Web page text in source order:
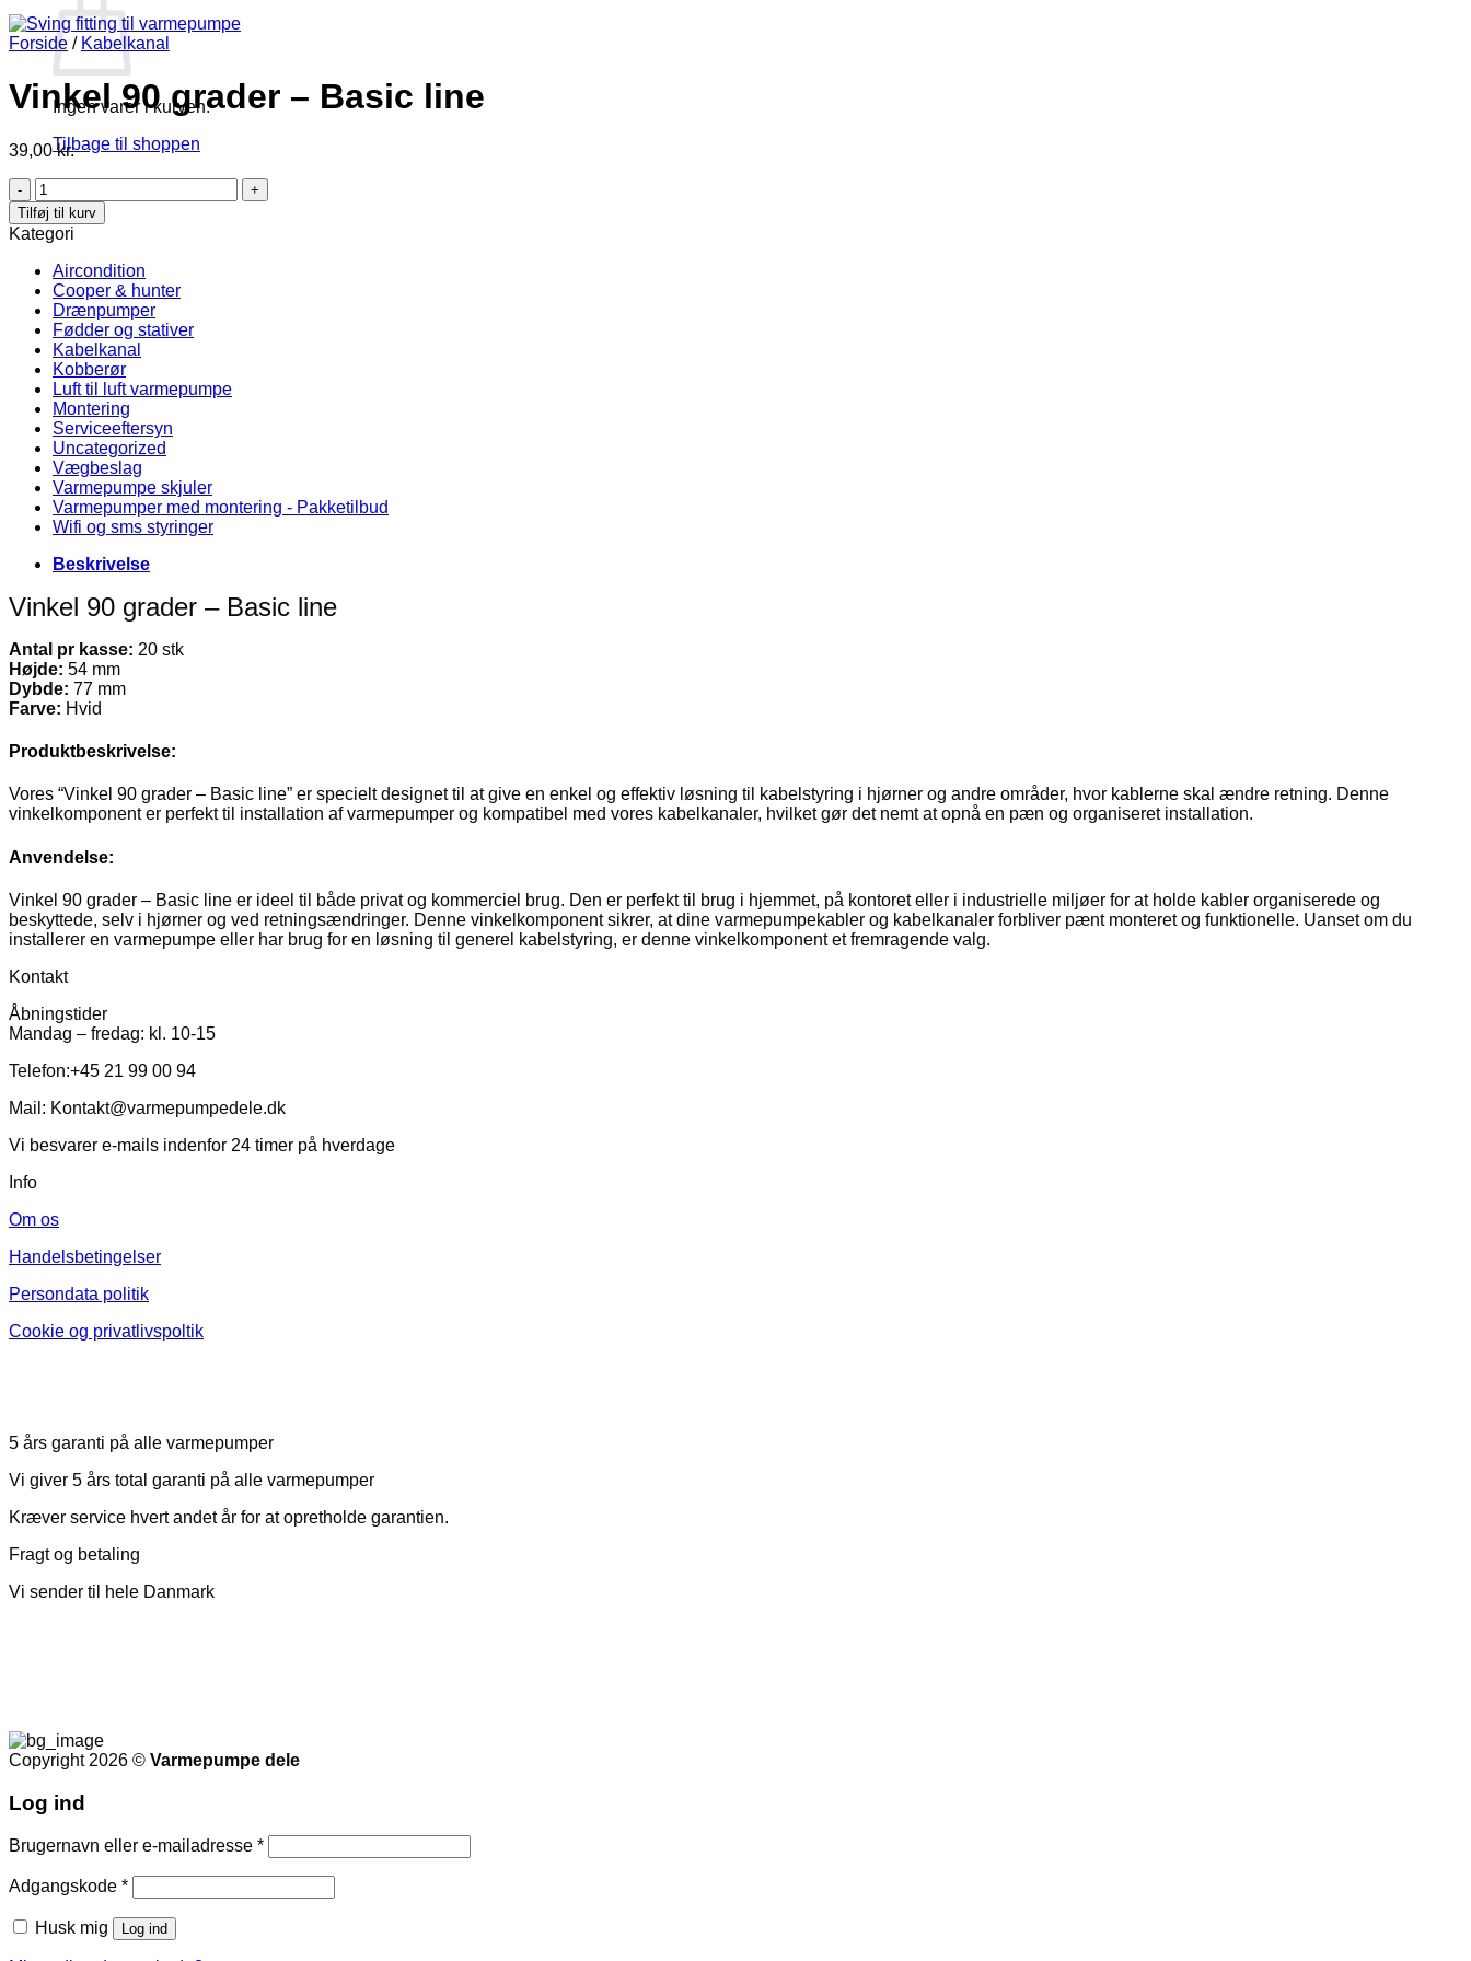
Ingen varer i kurven.
Tilbage til shoppen
Forside / Kabelkanal
Vinkel 90 grader – Basic line
39,00kr.
Vinkel
90
grader
-
Basic
line
antal
Tilføj til kurv
Kategori
Aircondition
Cooper & hunter
Drænpumper
Fødder og stativer
Kabelkanal
Kobberør
Luft til luft varmepumpe
Montering
Serviceeftersyn
Uncategorized
Vægbeslag
Varmepumpe skjuler
Varmepumper med montering - Pakketilbud
Wifi og sms styringer
Beskrivelse
Vinkel 90 grader – Basic line
Antal pr kasse: 20 stk
Højde: 54 mm
Dybde: 77 mm
Farve: Hvid
Produktbeskrivelse:
Vores “Vinkel 90 grader – Basic line” er specielt designet til at give en enkel og effektiv løsning til kabelstyring i hjørner og andre områder, hvor kablerne skal ændre retning. Denne
vinkelkomponent er perfekt til installation af varmepumper og kompatibel med vores kabelkanaler, hvilket gør det nemt at opnå en pæn og organiseret installation.
Anvendelse:
Vinkel 90 grader – Basic line er ideel til både privat og kommerciel brug. Den er perfekt til brug i hjemmet, på kontoret eller i industrielle miljøer for at holde kabler organiserede og
beskyttede, selv i hjørner og ved retningsændringer. Denne vinkelkomponent sikrer, at dine varmepumpekabler og kabelkanaler forbliver pænt monteret og funktionelle. Uanset om du
installerer en varmepumpe eller har brug for en løsning til generel kabelstyring, er denne vinkelkomponent et fremragende valg.
Kontakt
Åbningstider
Mandag – fredag: kl. 10-15
Telefon:+45 21 99 00 94
Mail: Kontakt@varmepumpedele.dk
Vi besvarer e-mails indenfor 24 timer på hverdage
Info
Om os
Handelsbetingelser
Persondata politik
Cookie og privatlivspoltik
5 års garanti på alle varmepumper
Vi giver 5 års total garanti på alle varmepumper
Kræver service hvert andet år for at opretholde garantien.
Fragt og betaling
Vi sender til hele Danmark
Copyright 2026 © Varmepumpe dele
Log ind
Brugernavn eller e-mailadresse *Påkrævet
Adgangskode *Påkrævet
Husk mig Log ind